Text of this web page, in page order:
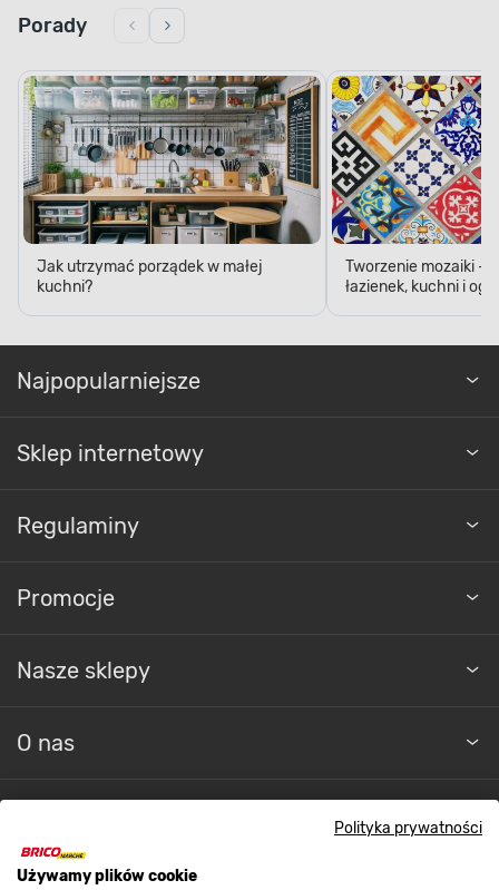
Polityka prywatności
Używamy plików cookie
Porady
Jak utrzymać porządek w małej
kuchni?
Tworzenie mozaiki -
łazienek, kuchni i
Najpopularniejsze
Sklep internetowy
Regulaminy
Promocje
Nasze sklepy
O nas